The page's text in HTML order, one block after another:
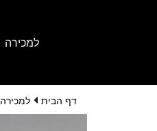
למכירה
דף הבית למכירה